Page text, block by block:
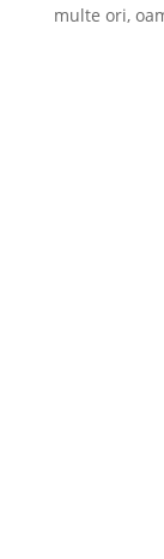
multe ori,